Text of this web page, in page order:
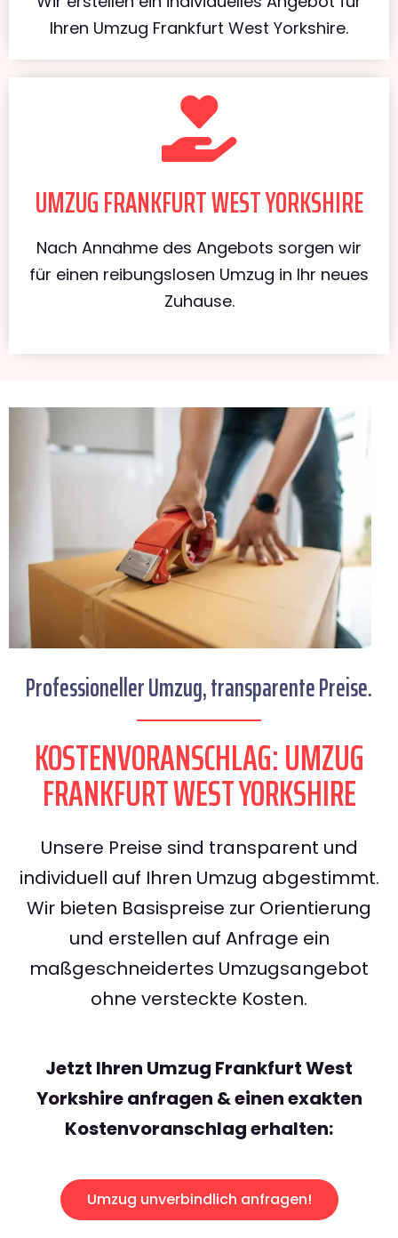
Ihren Umzug Frankfurt West Yorkshire.
UMZUG FRANKFURT WEST YORKSHIRE
Nach Annahme des Angebots sorgen wir
für einen reibungslosen Umzug in Ihr neues
Zuhause.
Professioneller Umzug, transparente Preise.
KOSTENVORANSCHLAG: UMZUG
FRANKFURT WEST YORKSHIRE
Unsere Preise sind transparent und
individuell auf Ihren Umzug abgestimmt.
Wir bieten Basispreise zur Orientierung
und erstellen auf Anfrage ein
maßgeschneidertes Umzugsangebot
ohne versteckte Kosten.
Jetzt Ihren Umzug Frankfurt West
Yorkshire anfragen & einen exakten
Kostenvoranschlag erhalten:
Umzug unverbindlich anfragen!